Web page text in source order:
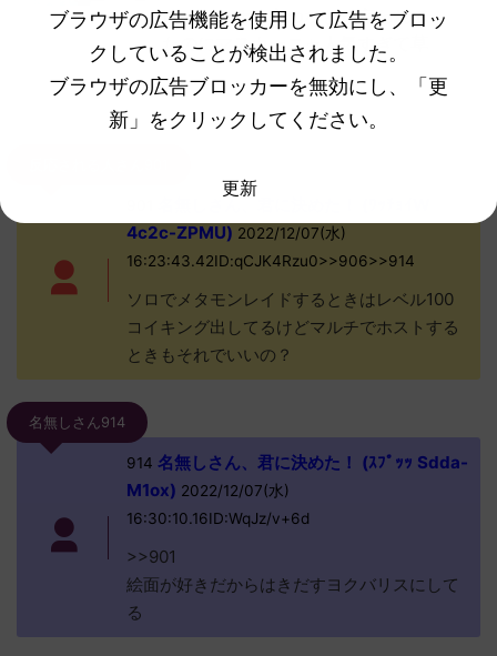
い ニャオハ立つなとか言われて
たのにマスカーニャ人気すぎて草
続きを見る
4c2c-ZPMU) 2022/12/07(水)
16:23:43.42ID:qCJK4Rzu0>>906>>914
ソロでメタモンレイドするときはレベル100
コイキング出してるけどマルチでホストする
ときもそれでいいの？
名無しさん914
914 名無しさん、君に決めた！ (ｽﾌﾟｯｯ Sdda-
M1ox) 2022/12/07(水)
16:30:10.16ID:WqJz/v+6d
>>901
絵面が好きだからはきだすヨクバリスにして
る
ブラウザの広告機能を使用して広告をブロッ
クしていることが検出されました。
ブラウザの広告ブロッカーを無効にし、「更
新」をクリックしてください。
更新